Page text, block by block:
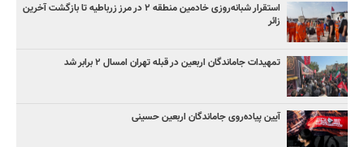
استقرار شبانه‌روزی خادمین منطقه ۲ در مرز زرباطیه تا بازگشت آخرین
زائر
تمهیدات جاماندگان اربعین در قبله تهران امسال ۲ برابر شد
آیین پیاده‌روی جاماندگان اربعین حسینی